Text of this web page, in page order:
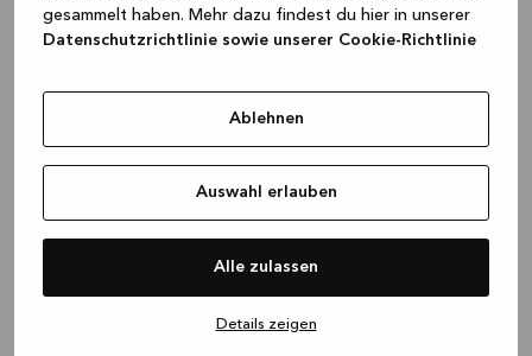
gesammelt haben. Mehr dazu findest du hier in unserer
Datenschutzrichtlinie sowie unserer Cookie-Richtlinie
Ablehnen
Auswahl erlauben
Alle zulassen
Details zeigen
loadingwww.kvik.de (see the browser console for more
information)